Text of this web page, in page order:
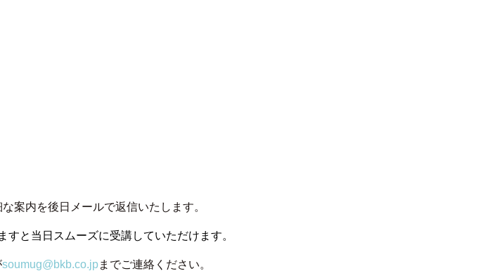
案内を後日メールで返信いたします。
と当日スムーズに受講していただけます。
soumug@bkb.co.jpまでご連絡ください。